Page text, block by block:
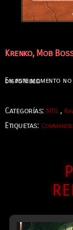
Krenko, Mob
En este momento no hay existencias de este producto ni está disponible.
Categorías: MTG ,
Etiquetas: